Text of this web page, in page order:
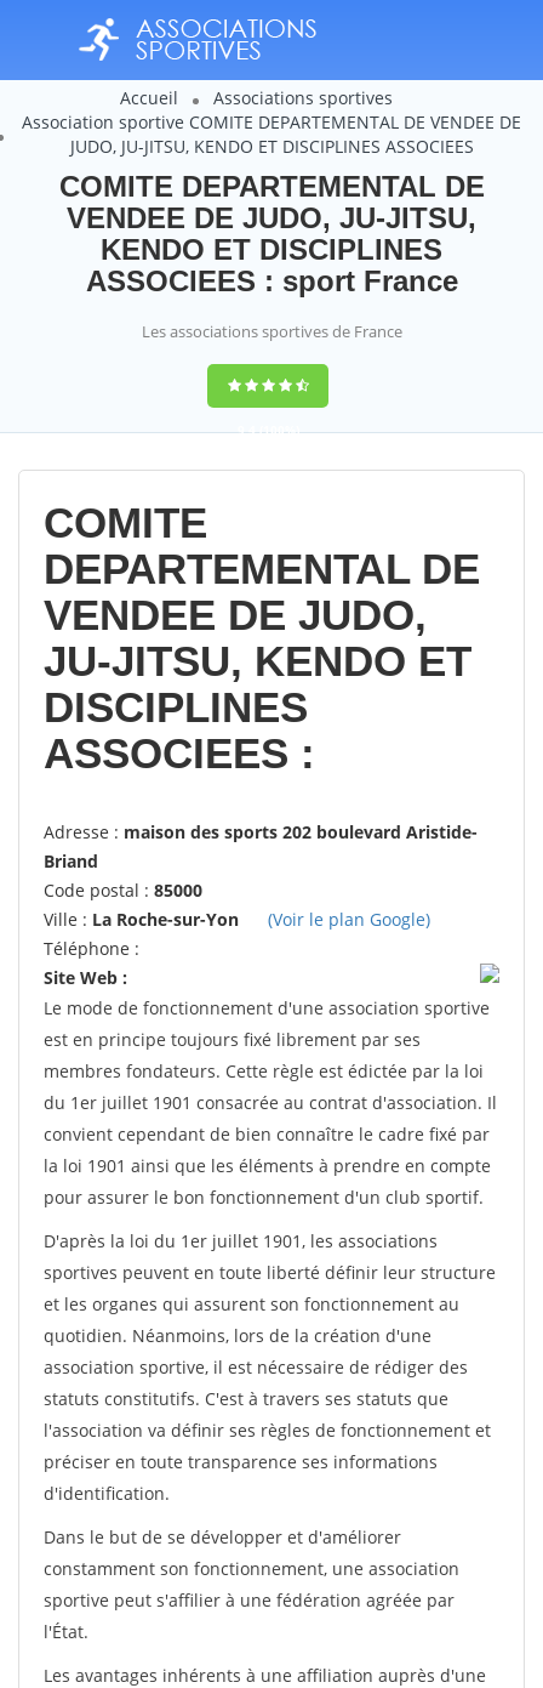
Accueil
Associations sportives
Association sportive COMITE DEPARTEMENTAL DE VENDEE DE
JUDO, JU-JITSU, KENDO ET DISCIPLINES ASSOCIEES
COMITE DEPARTEMENTAL DE
VENDEE DE JUDO, JU-JITSU,
KENDO ET DISCIPLINES
ASSOCIEES : sport France
Les associations sportives de France
9,4(100%)
14358votes
COMITE
DEPARTEMENTAL DE
VENDEE DE JUDO,
JU-JITSU, KENDO ET
DISCIPLINES
ASSOCIEES :
Adresse : maison des sports 202 boulevard Aristide-
Briand
Code postal : 85000
Ville : La Roche-sur-Yon
(Voir le plan Google)
Téléphone :
Site Web :
Le mode de fonctionnement d'une association sportive
est en principe toujours fixé librement par ses
membres fondateurs. Cette règle est édictée par la loi
du 1er juillet 1901 consacrée au contrat d'association. Il
convient cependant de bien connaître le cadre fixé par
la loi 1901 ainsi que les éléments à prendre en compte
pour assurer le bon fonctionnement d'un club sportif.
D'après la loi du 1er juillet 1901, les associations
sportives peuvent en toute liberté définir leur structure
et les organes qui assurent son fonctionnement au
quotidien. Néanmoins, lors de la création d'une
association sportive, il est nécessaire de rédiger des
statuts constitutifs. C'est à travers ses statuts que
l'association va définir ses règles de fonctionnement et
préciser en toute transparence ses informations
d'identification.
Dans le but de se développer et d'améliorer
constamment son fonctionnement, une association
sportive peut s'affilier à une fédération agréée par
l'État.
Les avantages inhérents à une affiliation auprès d'une